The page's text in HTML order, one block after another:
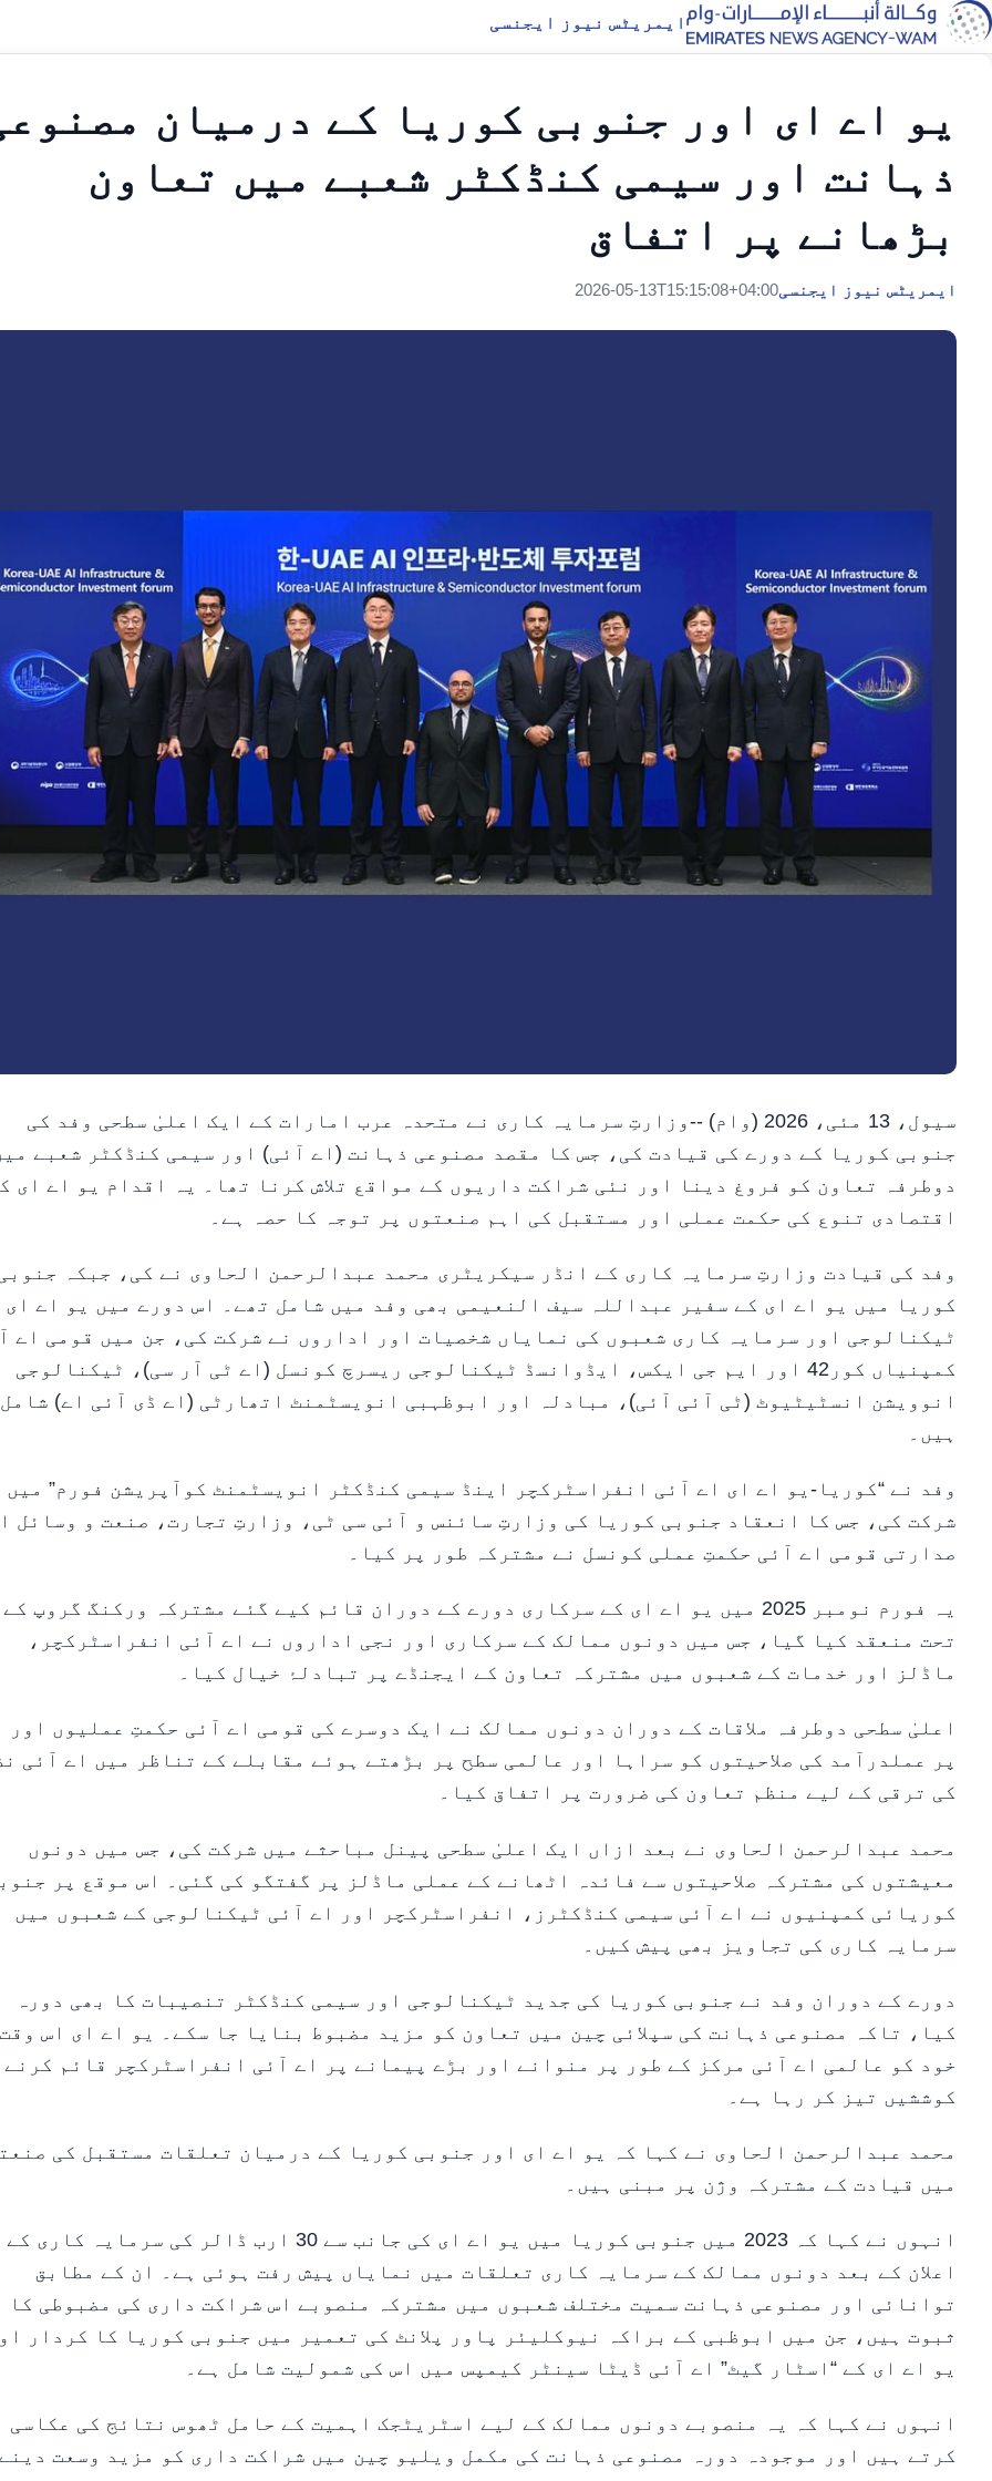
ایمریٹس نیوز ایجنسی
یو اے ای اور جنوبی کوریا کے درمیان
ذہانت اور سیمی کنڈکٹر شعبے میں تعاون
بڑھانے پر اتفاق
ایمریٹس نیوز ایجنسی2026-05-13T15:15:08+04:00
سیول، 13 مئی، 2026 (وام) --وزارتِ سرمایہ کاری نے متحدہ عرب امارات کے ایک اعلیٰ سطحی وفد کی
جنوبی کوریا کے دورے کی قیادت کی، جس کا مقصد مصنوعی ذہانت (اے آئی) اور سیمی کنڈکٹر شعبے
دوطرفہ تعاون کو فروغ دینا اور نئی شراکت داریوں کے مواقع تلاش کرنا تھا۔ یہ اقدام یو اے ای
اقتصادی تنوع کی حکمت عملی اور مستقبل کی اہم صنعتوں پر توجہ کا حصہ ہے۔
وفد کی قیادت وزارتِ سرمایہ کاری کے انڈر سیکریٹری محمد عبدالرحمن الحاوی نے کی، جبکہ
کوریا میں یو اے ای کے سفیر عبداللہ سیف النعیمی بھی وفد میں شامل تھے۔ اس دورے میں یو اے ای
ٹیکنالوجی اور سرمایہ کاری شعبوں کی نمایاں شخصیات اور اداروں نے شرکت کی، جن میں قومی اے
کمپنیاں کور42 اور ایم جی ایکس، ایڈوانسڈ ٹیکنالوجی ریسرچ کونسل (اے ٹی آر سی)، ٹیکنالوجی
انوویشن انسٹیٹیوٹ (ٹی آئی آئی)، مبادلہ اور ابوظہبی انویسٹمنٹ اتھارٹی (اے ڈی آئی اے) شامل
ہیں۔
وفد نے “کوریا-یو اے ای اے آئی انفراسٹرکچر اینڈ سیمی کنڈکٹر انویسٹمنٹ کوآپریشن فورم” میں
شرکت کی، جس کا انعقاد جنوبی کوریا کی وزارتِ سائنس و آئی سی ٹی، وزارتِ تجارت، صنعت و وسائل
صدارتی قومی اے آئی حکمتِ عملی کونسل نے مشترکہ طور پر کیا۔
یہ فورم نومبر 2025 میں یو اے ای کے سرکاری دورے کے دوران قائم کیے گئے مشترکہ ورکنگ گروپ کے
تحت منعقد کیا گیا، جس میں دونوں ممالک کے سرکاری اور نجی اداروں نے اے آئی انفراسٹرکچر،
ماڈلز اور خدمات کے شعبوں میں مشترکہ تعاون کے ایجنڈے پر تبادلۂ خیال کیا۔
اعلیٰ سطحی دوطرفہ ملاقات کے دوران دونوں ممالک نے ایک دوسرے کی قومی اے آئی حکمتِ عملیوں اور
پر عملدرآمد کی صلاحیتوں کو سراہا اور عالمی سطح پر بڑھتے ہوئے مقابلے کے تناظر میں اے آئی
کی ترقی کے لیے منظم تعاون کی ضرورت پر اتفاق کیا۔
محمد عبدالرحمن الحاوی نے بعد ازاں ایک اعلیٰ سطحی پینل مباحثے میں شرکت کی، جس میں دونوں
معیشتوں کی مشترکہ صلاحیتوں سے فائدہ اٹھانے کے عملی ماڈلز پر گفتگو کی گئی۔ اس موقع پر
کوریائی کمپنیوں نے اے آئی سیمی کنڈکٹرز، انفراسٹرکچر اور اے آئی ٹیکنالوجی کے شعبوں میں
سرمایہ کاری کی تجاویز بھی پیش کیں۔
دورے کے دوران وفد نے جنوبی کوریا کی جدید ٹیکنالوجی اور سیمی کنڈکٹر تنصیبات کا بھی دورہ
کیا، تاکہ مصنوعی ذہانت کی سپلائی چین میں تعاون کو مزید مضبوط بنایا جا سکے۔ یو اے ای اس وقت
خود کو عالمی اے آئی مرکز کے طور پر منوانے اور بڑے پیمانے پر اے آئی انفراسٹرکچر قائم کرنے
کوششیں تیز کر رہا ہے۔
محمد عبدالرحمن الحاوی نے کہا کہ یو اے ای اور جنوبی کوریا کے درمیان تعلقات مستقبل کی
میں قیادت کے مشترکہ وژن پر مبنی ہیں۔
انہوں نے کہا کہ 2023 میں جنوبی کوریا میں یو اے ای کی جانب سے 30 ارب ڈالر کی سرمایہ کاری کے
اعلان کے بعد دونوں ممالک کے سرمایہ کاری تعلقات میں نمایاں پیش رفت ہوئی ہے۔ ان کے مطابق
توانائی اور مصنوعی ذہانت سمیت مختلف شعبوں میں مشترکہ منصوبے اس شراکت داری کی مضبوطی کا
ثبوت ہیں، جن میں ابوظبی کے براکہ نیوکلیئر پاور پلانٹ کی تعمیر میں جنوبی کوریا کا کردار
یو اے ای کے “اسٹار گیٹ” اے آئی ڈیٹا سینٹر کیمپس میں اس کی شمولیت شامل ہے۔
انہوں نے کہا کہ یہ منصوبے دونوں ممالک کے لیے اسٹریٹجک اہمیت کے حامل ٹھوس نتائج کی عکاسی
کرتے ہیں اور موجودہ دورہ مصنوعی ذہانت کی مکمل ویلیو چین میں شراکت داری کو مزید وسعت